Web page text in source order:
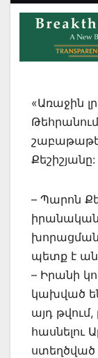
«Առաջին
Քեշիշյանը:
– Պարոն
իրանական
խորացման
պետք է
– Իրանի
կախված
այդ